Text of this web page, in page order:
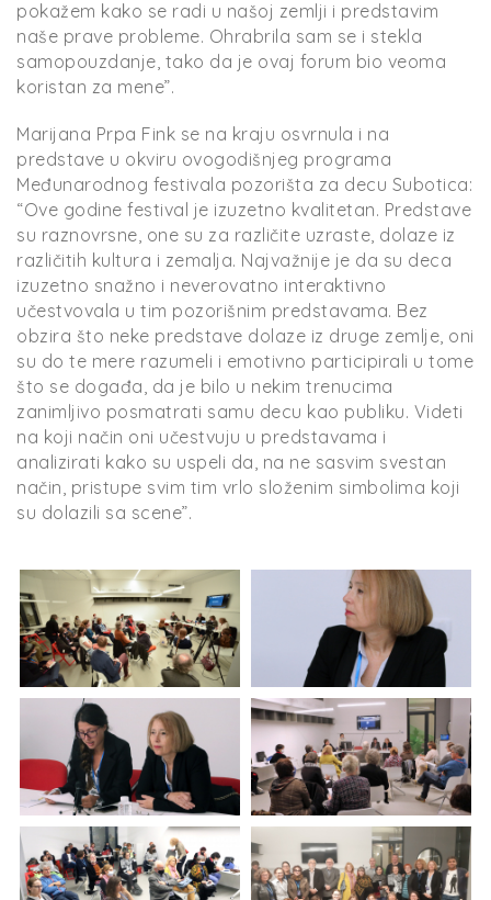
pokažem kako se radi u našoj zemlji i predstavim
naše prave probleme. Ohrabrila sam se i stekla
samopouzdanje, tako da je ovaj forum bio veoma
koristan za mene”.
Marijana Prpa Fink se na kraju osvrnula i na
predstave u okviru ovogodišnjeg programa
Međunarodnog festivala pozorišta za decu Subotica:
“Ove godine festival je izuzetno kvalitetan. Predstave
su raznovrsne, one su za različite uzraste, dolaze iz
različitih kultura i zemalja. Najvažnije je da su deca
izuzetno snažno i neverovatno interaktivno
učestvovala u tim pozorišnim predstavama. Bez
obzira što neke predstave dolaze iz druge zemlje, oni
su do te mere razumeli i emotivno participirali u tome
što se događa, da je bilo u nekim trenucima
zanimljivo posmatrati samu decu kao publiku. Videti
na koji način oni učestvuju u predstavama i
analizirati kako su uspeli da, na ne sasvim svestan
način, pristupe svim tim vrlo složenim simbolima koji
su dolazili sa scene”.